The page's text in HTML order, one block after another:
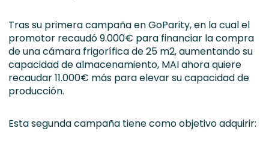
Tras su primera campaña en GoParity, en la cual el
promotor recaudó 9.000€ para financiar la compra
de una cámara frigorífica de 25 m2, aumentando su
capacidad de almacenamiento, MAI ahora quiere
recaudar 11.000€ más para elevar su capacidad de
producción.
Esta segunda campaña tiene como objetivo adquirir: